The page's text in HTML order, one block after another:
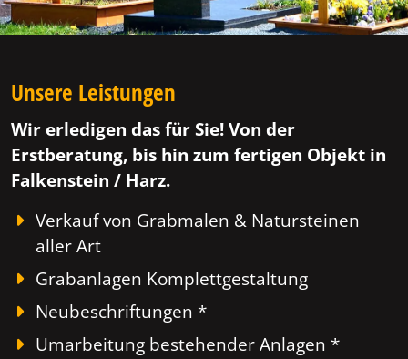
Unsere Leistungen
Wir erledigen das für Sie! Von der
Erstberatung, bis hin zum fertigen Objekt in
Falkenstein / Harz.
Verkauf von Grabmalen & Natursteinen
aller Art
Grabanlagen Komplettgestaltung
Neubeschriftungen *
Umarbeitung bestehender Anlagen *